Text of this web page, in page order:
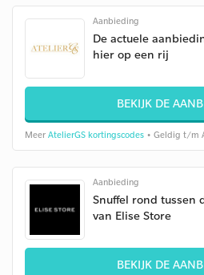
Aanbieding
De actuele
hier op een rij
BEKIJK DE
Meer AtelierGS kortingscodes • Geldig t/m
Aanbieding
Snuffel rond tussen
van Elise Store
BEKIJK DE